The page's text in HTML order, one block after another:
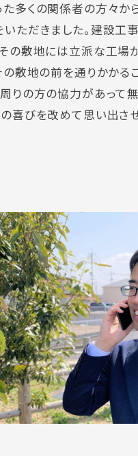
多くの関係者の方々か
ただきました。建設工
の敷地には立派な工場
の敷地の前を通りかかる
りの方の協力があって
喜びを改めて思い出さ